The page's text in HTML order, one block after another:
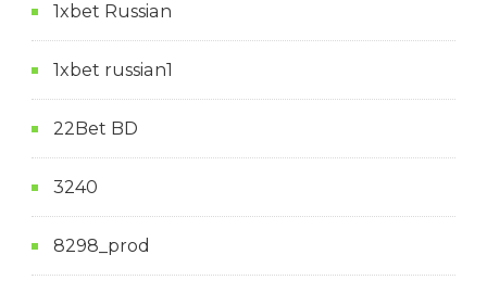
1xbet Russian
1xbet russian1
22Bet BD
3240
8298_prod